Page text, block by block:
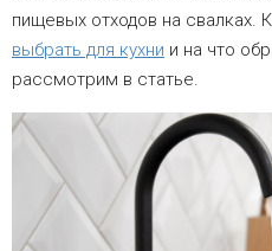
пищевых отходов на свалках.
выбрать для кухни и на что
рассмотрим в статье.